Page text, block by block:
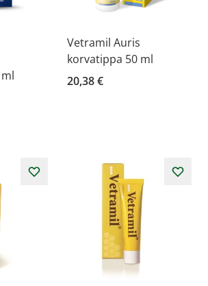
Vetramil Auris
korvatippa 50 ml
20,38 €